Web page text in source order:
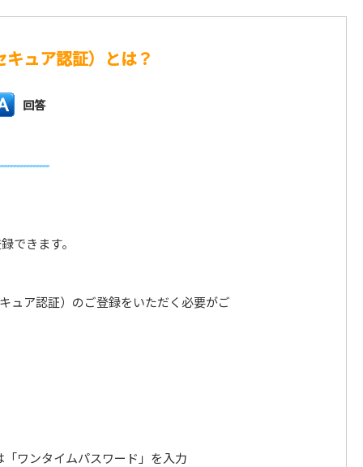
ュア認証）とは？
回答
できます。
ュア認証）のご登録をいただく必要がご
ワンタイムパスワード」を入力